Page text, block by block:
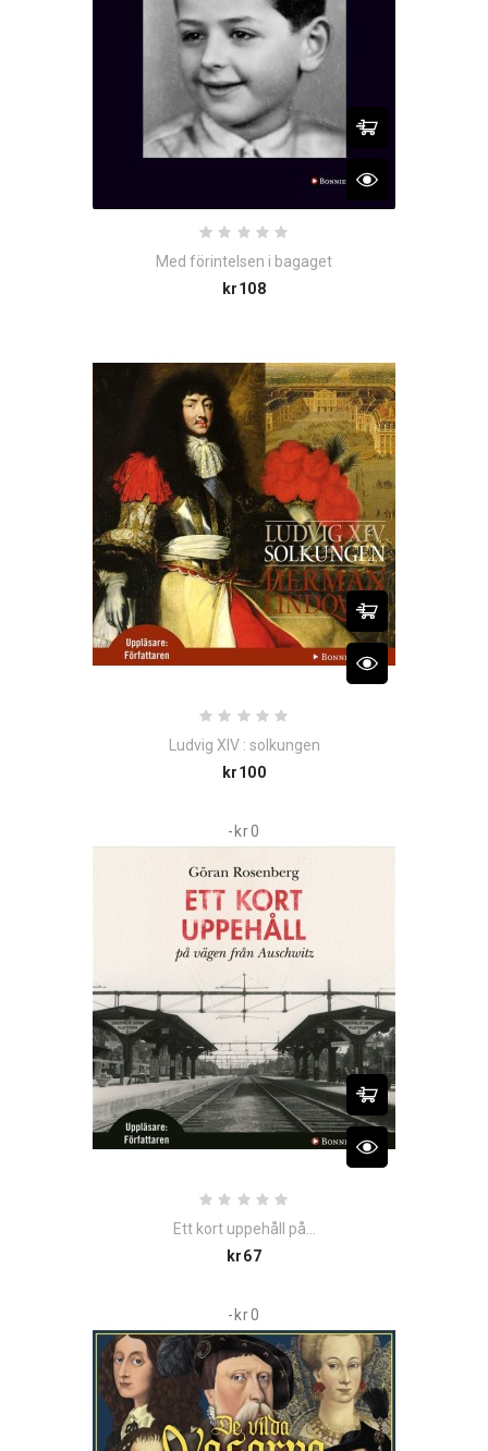
Med förintelsen i bagaget
kr108Price
Ludvig XIV : solkungen
kr100Price
-kr0
Ett kort uppehåll på...
kr67Price
-kr0